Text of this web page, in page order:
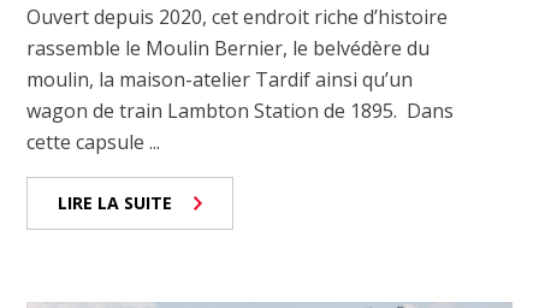
Ouvert depuis 2020, cet endroit riche d’histoire
rassemble le Moulin Bernier, le belvédère du
moulin, la maison-atelier Tardif ainsi qu’un
wagon de train Lambton Station de 1895. Dans
cette capsule ...
LIRE LA SUITE